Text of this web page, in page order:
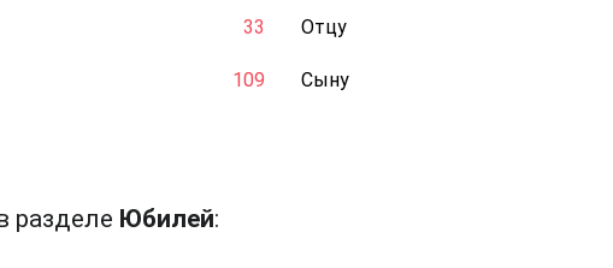
33 Отцу
109 Сыну
разделе Юбилей: